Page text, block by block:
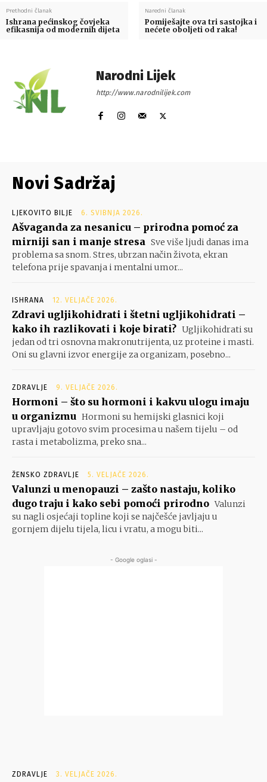
Prethodni članak
Ishrana pećinskog čovjeka
efikasnija od modernih dijeta
Naredni članak
Pomiješajte ova tri sastojka i
nećete oboljeti od raka!
Narodni Lijek
http://www.narodnilijek.com
Novi Sadržaj
LJEKOVITO BILJE 6. SVIBNJA 2026.
Ašvaganda za nesanicu – prirodna pomoć za
mirniji san i manje stresa Sve više ljudi danas ima
problema sa snom. Stres, ubrzan način života, ekran
telefona prije spavanja i mentalni umor...
ISHRANA 12. VELJAČE 2026.
Zdravi ugljikohidrati i štetni ugljikohidrati –
kako ih razlikovati i koje birati? Ugljikohidrati su
jedan od tri osnovna makronutrijenta, uz proteine i masti.
Oni su glavni izvor energije za organizam, posebno...
ZDRAVLJE 9. VELJAČE 2026.
Hormoni – što su hormoni i kakvu ulogu imaju
u organizmu Hormoni su hemijski glasnici koji
upravljaju gotovo svim procesima u našem tijelu – od
rasta i metabolizma, preko sna...
ŽENSKO ZDRAVLJE 5. VELJAČE 2026.
Valunzi u menopauzi – zašto nastaju, koliko
dugo traju i kako sebi pomoći prirodno Valunzi
su nagli osjećaji topline koji se najčešće javljaju u
gornjem dijelu tijela, licu i vratu, a mogu biti...
- Google oglasi -
ZDRAVLJE 3. VELJAČE 2026.